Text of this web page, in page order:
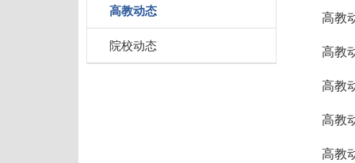
高教动态
院校动态
高教
高教
高教
高教
高教